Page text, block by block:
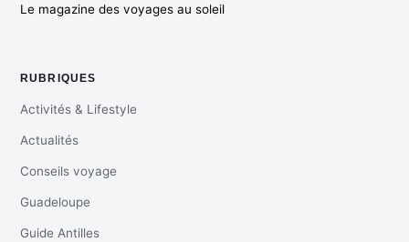
Le magazine des voyages au soleil
RUBRIQUES
Activités & Lifestyle
Actualités
Conseils voyage
Guadeloupe
Guide Antilles